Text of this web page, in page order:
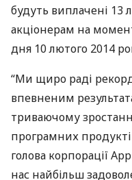
будуть виплачені 13
акціонерам на
дня 10 лютого 2014
“Ми щиро раді
впевненим
триваючому
програмних
голова корпорації
нас найбільш